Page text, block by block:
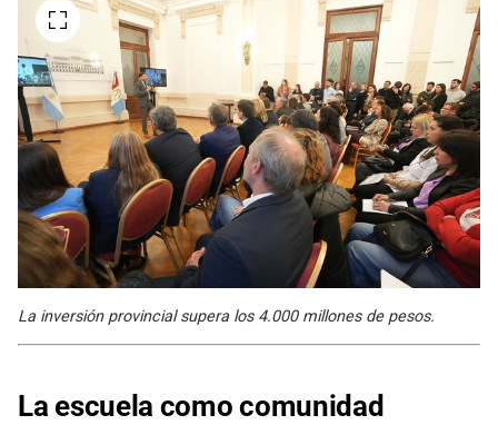
La inversión provincial supera los 4.000 millones de pesos.
La escuela como comunidad